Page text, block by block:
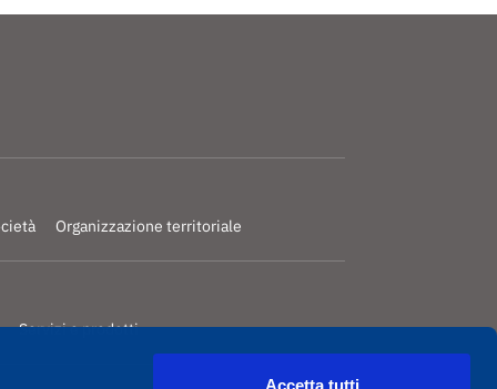
Accetta tutti
Organizzazione territoriale
Servizi e prodotti